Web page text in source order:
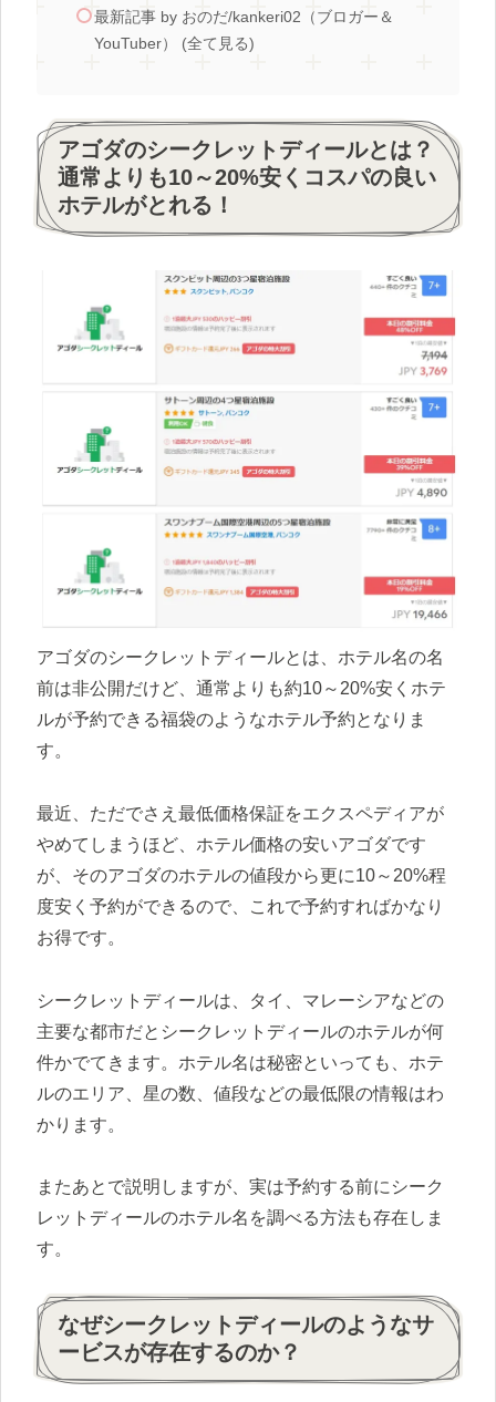
最新記事 by おのだ/kankeri02（ブロガー＆
YouTuber） (全て見る)
アゴダのシークレットディールとは？
通常よりも10～20%安くコスパの良い
ホテルがとれる！
アゴダのシークレットディールとは、ホテル名の名
前は非公開だけど、通常よりも約10～20%安くホテ
ルが予約できる福袋のようなホテル予約となりま
す。
最近、ただでさえ最低価格保証をエクスペディアが
やめてしまうほど、ホテル価格の安いアゴダです
が、そのアゴダのホテルの値段から更に10～20%程
度安く予約ができるので、これで予約すればかなり
お得です。
シークレットディールは、タイ、マレーシアなどの
主要な都市だとシークレットディールのホテルが何
件かでてきます。ホテル名は秘密といっても、ホテ
ルのエリア、星の数、値段などの最低限の情報はわ
かります。
またあとで説明しますが、実は予約する前にシーク
レットディールのホテル名を調べる方法も存在しま
す。
なぜシークレットディールのようなサ
ービスが存在するのか？